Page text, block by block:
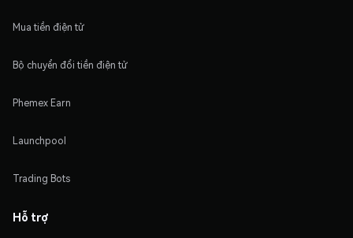
Mua tiền điện tử
Bộ chuyển đổi tiền điện tử
Phemex Earn
Launchpool
Trading Bots
Hỗ trợ